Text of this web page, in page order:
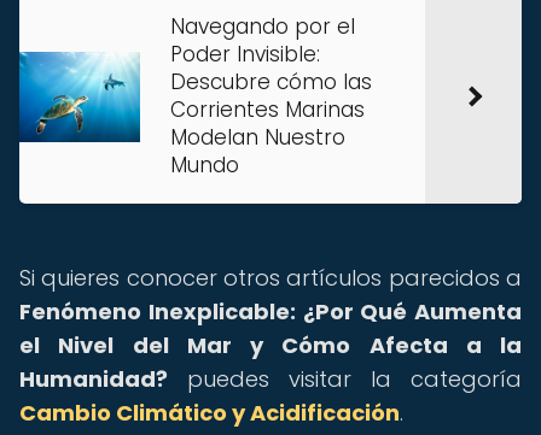
Navegando por el
Poder Invisible:
Descubre cómo las
Corrientes Marinas
Modelan Nuestro
Mundo
Si quieres conocer otros artículos parecidos a
Fenómeno Inexplicable: ¿Por Qué Aumenta
el Nivel del Mar y Cómo Afecta a la
Humanidad? puedes visitar la categoría
Cambio Climático y Acidificación.